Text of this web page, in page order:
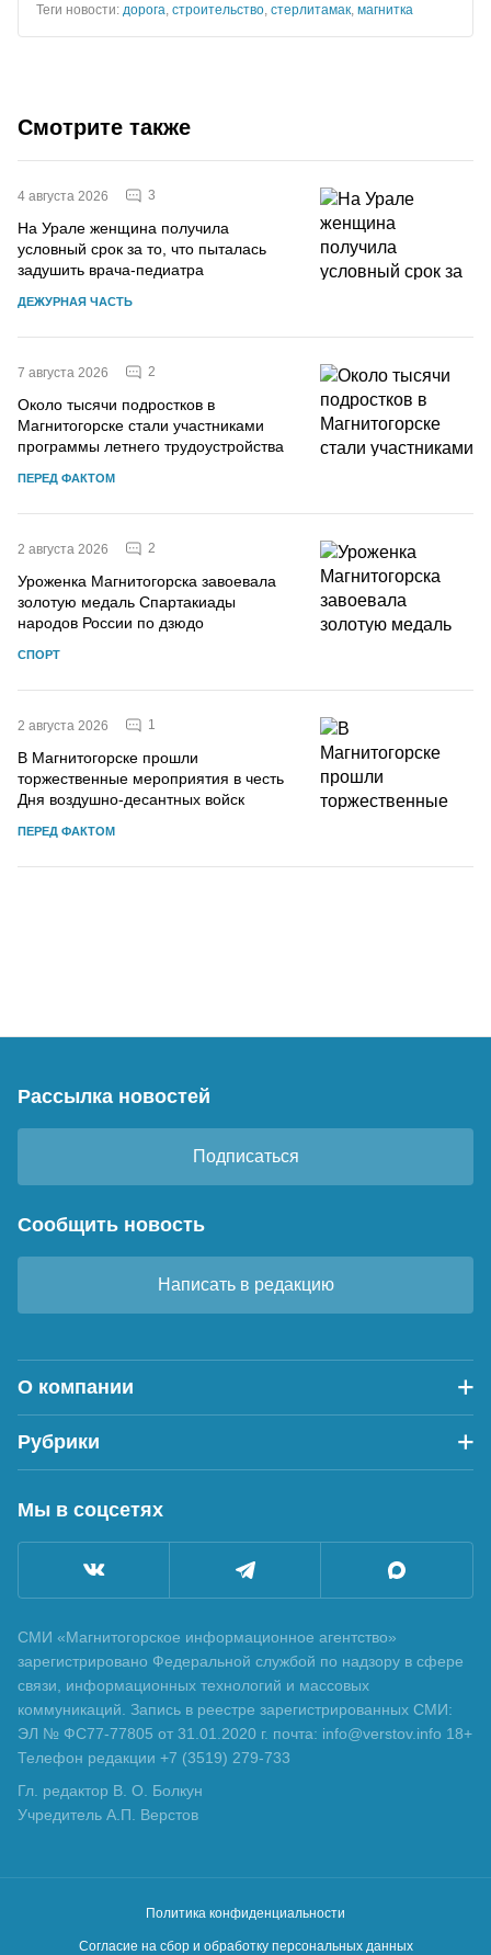
Теги новости: дорога строительство стерлитамак магнитка
Смотрите также
4 августа 2026 3
На Урале женщина получила
условный срок за то, что пыталась
задушить врача-педиатра
ДЕЖУРНАЯ ЧАСТЬ
7 августа 2026 2
Около тысячи подростков в
Магнитогорске стали участниками
программы летнего трудоустройства
ПЕРЕД ФАКТОМ
2 августа 2026 2
Уроженка Магнитогорска завоевала
золотую медаль Спартакиады
народов России по дзюдо
СПОРТ
2 августа 2026 1
В Магнитогорске прошли
торжественные мероприятия в честь
Дня воздушно-десантных войск
ПЕРЕД ФАКТОМ
Рассылка новостей
Подписаться
Сообщить новость
Написать в редакцию
О компании
Рубрики
Мы в соцсетях
СМИ «Магнитогорское информационное агентство»
зарегистрировано Федеральной службой по надзору в сфере
связи, информационных технологий и массовых
коммуникаций. Запись в реестре зарегистрированных СМИ:
ЭЛ № ФС77-77805 от 31.01.2020 г. почта: info@verstov.info 18+
Телефон редакции +7 (3519) 279-733
Гл. редактор В. О. Болкун
Учредитель А.П. Верстов
Политика конфиденциальности
Согласие на сбор и обработку персональных данных